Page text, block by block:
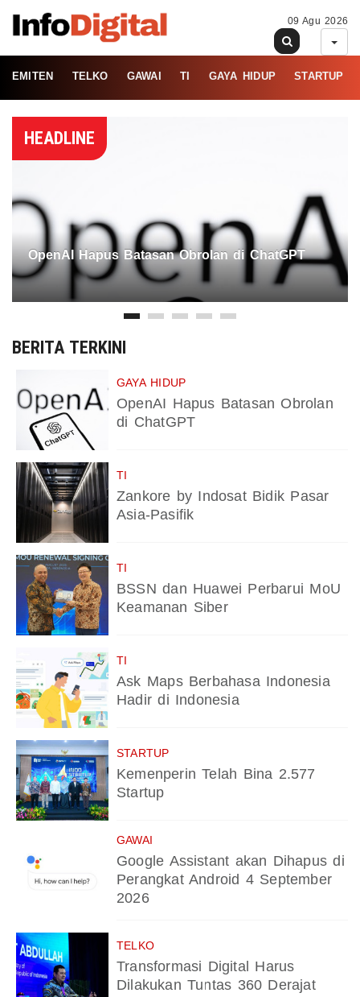
09 Agu 2026
EMITEN TELKO GAWAI TI GAYA HIDUP STARTUP
HEADLINE
OpenAI Hapus Batasan Obrolan di ChatGPT
BERITA TERKINI
GAYA HIDUP
OpenAI Hapus Batasan Obrolan
di ChatGPT
TI
Zankore by Indosat Bidik Pasar
Asia-Pasifik
TI
BSSN dan Huawei Perbarui MoU
Keamanan Siber
TI
Ask Maps Berbahasa Indonesia
Hadir di Indonesia
STARTUP
Kemenperin Telah Bina 2.577
Startup
GAWAI
Google Assistant akan Dihapus di
Perangkat Android 4 September
2026
TELKO
Transformasi Digital Harus
Dilakukan Tuntas 360 Derajat